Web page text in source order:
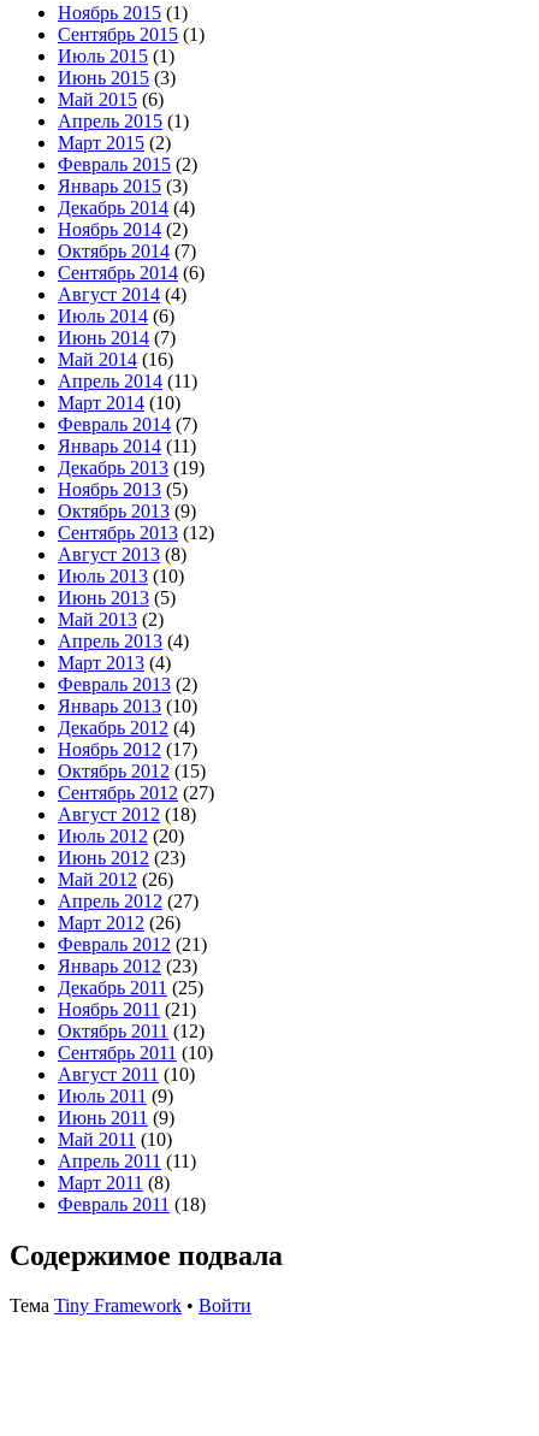
Ноябрь 2015 (1)
Сентябрь 2015 (1)
Июль 2015 (1)
Июнь 2015 (3)
Май 2015 (6)
Апрель 2015 (1)
Март 2015 (2)
Февраль 2015 (2)
Январь 2015 (3)
Декабрь 2014 (4)
Ноябрь 2014 (2)
Октябрь 2014 (7)
Сентябрь 2014 (6)
Август 2014 (4)
Июль 2014 (6)
Июнь 2014 (7)
Май 2014 (16)
Апрель 2014 (11)
Март 2014 (10)
Февраль 2014 (7)
Январь 2014 (11)
Декабрь 2013 (19)
Ноябрь 2013 (5)
Октябрь 2013 (9)
Сентябрь 2013 (12)
Август 2013 (8)
Июль 2013 (10)
Июнь 2013 (5)
Май 2013 (2)
Апрель 2013 (4)
Март 2013 (4)
Февраль 2013 (2)
Январь 2013 (10)
Декабрь 2012 (4)
Ноябрь 2012 (17)
Октябрь 2012 (15)
Сентябрь 2012 (27)
Август 2012 (18)
Июль 2012 (20)
Июнь 2012 (23)
Май 2012 (26)
Апрель 2012 (27)
Март 2012 (26)
Февраль 2012 (21)
Январь 2012 (23)
Декабрь 2011 (25)
Ноябрь 2011 (21)
Октябрь 2011 (12)
Сентябрь 2011 (10)
Август 2011 (10)
Июль 2011 (9)
Июнь 2011 (9)
Май 2011 (10)
Апрель 2011 (11)
Март 2011 (8)
Февраль 2011 (18)
Содержимое подвала
Тема Tiny Framework • Войти